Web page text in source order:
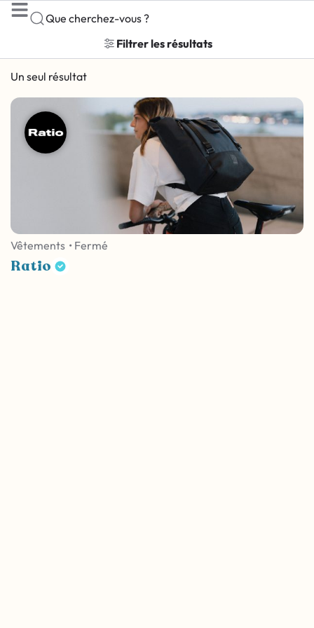
Que cherchez-vous ?
Filtrer les résultats
Un seul résultat
Vêtements • Fermé
Ratio